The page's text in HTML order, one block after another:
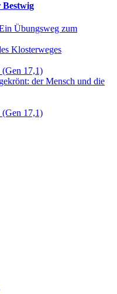
Bestwig
Übungsweg zum
Klosterweges
(Gen 17,1)
der Mensch und die
(Gen 17,1)